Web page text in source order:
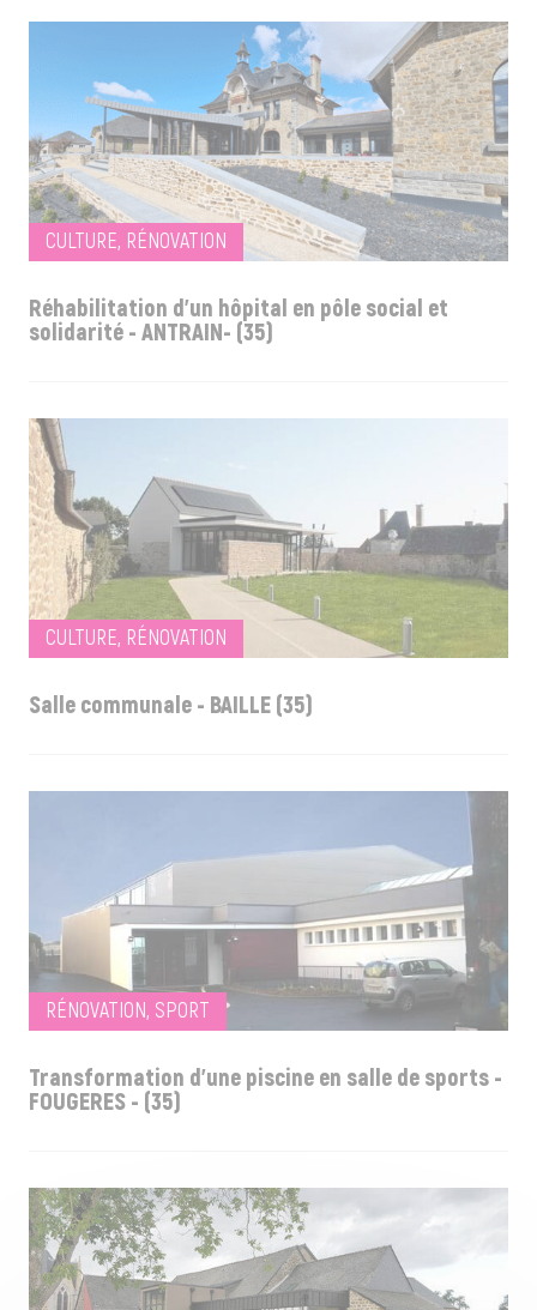
CULTURE, RÉNOVATION
Réhabilitation d'un hôpital en pôle social et
solidarité - ANTRAIN- (35)
CULTURE, RÉNOVATION
Salle communale - BAILLE (35)
RÉNOVATION, SPORT
Transformation d'une piscine en salle de sports -
FOUGERES - (35)